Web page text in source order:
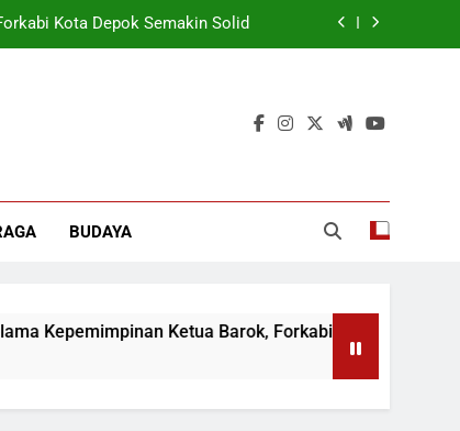
Kota Depok Semakin Solid
BUDAYA
Ketua Barok, Forkabi Kota Depok Semakin